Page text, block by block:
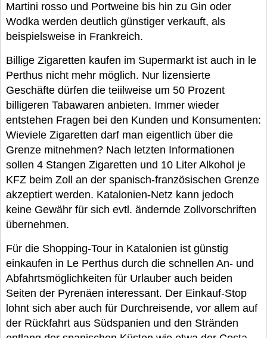
Martini rosso und Portweine bis hin zu Gin oder
Wodka werden deutlich günstiger verkauft, als
beispielsweise in Frankreich.
Billige Zigaretten kaufen im Supermarkt ist auch in le
Perthus nicht mehr möglich. Nur lizensierte
Geschäfte dürfen die teiilweise um 50 Prozent
billigeren Tabawaren anbieten. Immer wieder
entstehen Fragen bei den Kunden und Konsumenten:
Wieviele Zigaretten darf man eigentlich über die
Grenze mitnehmen? Nach letzten Informationen
sollen 4 Stangen Zigaretten und 10 Liter Alkohol je
KFZ beim Zoll an der spanisch-französischen Grenze
akzeptiert werden. Katalonien-Netz kann jedoch
keine Gewähr für sich evtl. ändernde Zollvorschriften
übernehmen.
Für die Shopping-Tour in Katalonien ist günstig
einkaufen in Le Perthus durch die schnellen An- und
Abfahrtsmöglichkeiten für Urlauber auch beiden
Seiten der Pyrenäen interessant. Der Einkauf-Stop
lohnt sich aber auch für Durchreisende, vor allem auf
der Rückfahrt aus Südspanien und den Stränden